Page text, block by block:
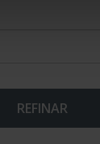
REFINAR